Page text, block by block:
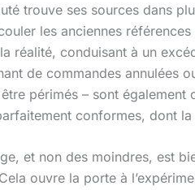
trouve ses sources dans
les anciennes
réalité, conduisant à un
de commandes annulées
être périmés – sont
conformes, dont
et non des moindres, est
ouvre la porte à